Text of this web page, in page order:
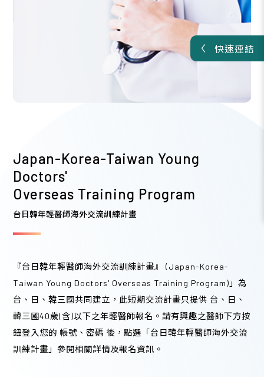
快速連結
09:00 - 17:00 (1 hours)
2026/08
09
台大醫學院 201講堂
09:00 - 12:00 (3 hours)
09
婦產科藥物新進展研討會
A類
・4學分
台大醫學院 201講堂
13:00 - 16:50 (4 hours)
Japan-Korea-Taiwan Young
Doctors'
Overseas Training Program
台日韓年輕醫師海外交流訓練計畫
『台日韓年輕醫師海外交流訓練計畫』 (Japan-Korea-
Taiwan Young Doctors' Overseas Training Program)」為
台、日、韓三國共同建立，此短期交流計畫只提供 台、日、
韓三國40歲(含)以下之年輕醫師報名。請有興趣之醫師下方按
鈕登入您的 帳號、密碼 後，點選「台日韓年輕醫師海外交流
訓練計畫」參閱相關詳情及報名資訊。